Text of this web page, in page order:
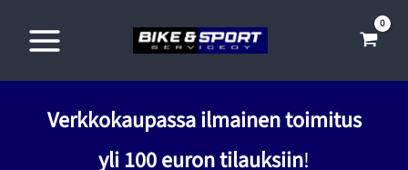
sisältöön
Verkkokaupassa ilmainen toimitus
yli 100 euron tilauksiin!